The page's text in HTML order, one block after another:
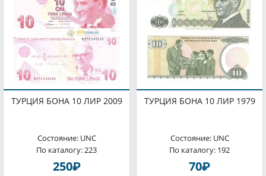
ТУРЦИЯ БОНА 10 ЛИР 2009
Состояние: UNC
По каталогу: 223
250P
ТУРЦИЯ БОНА 10 ЛИР 1979
Состояние: UNC
По каталогу: 192
70P